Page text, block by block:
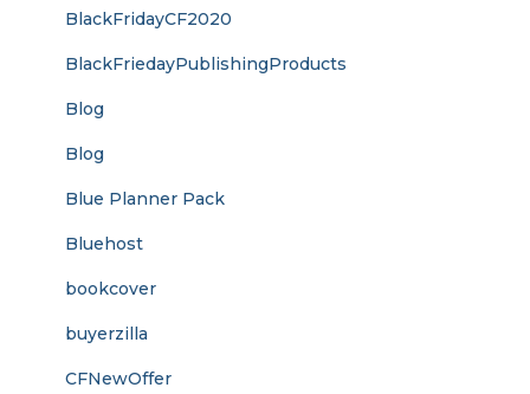
BlackFridayCF2020
BlackFriedayPublishingProducts
Blog
Blog
Blue Planner Pack
Bluehost
bookcover
buyerzilla
CFNewOffer